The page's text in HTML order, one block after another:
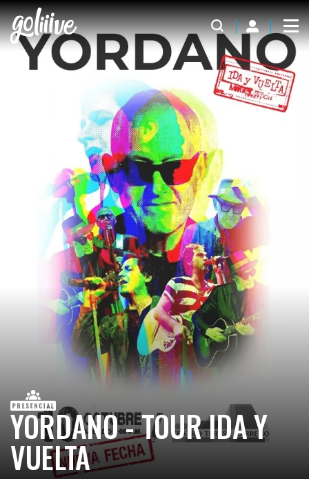
YORDANO - TOUR IDA Y
VUELTA